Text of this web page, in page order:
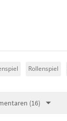
Rollenspiel
(16)